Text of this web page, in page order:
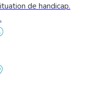
de handicap.